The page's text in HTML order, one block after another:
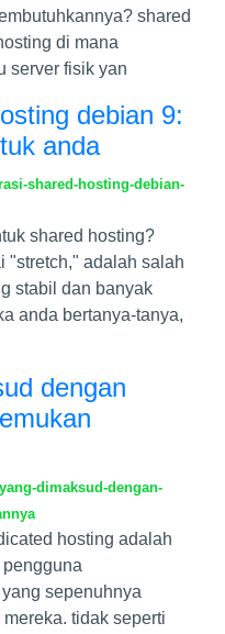
shared
di mana
server fisik yan
debian 9:
anda
shared-hosting-debian-
shared hosting?
"stretch," adalah salah
stabil dan banyak
anda bertanya-tanya,
dengan
dimaksud-dengan-
hosting adalah
sepenuhnya
tidak seperti